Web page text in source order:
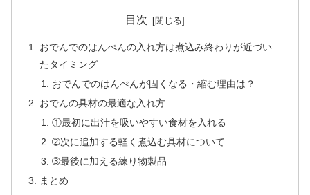
目次
おでんでのはんぺんの入れ方は煮込み終わりが近づい
たタイミング
おでんでのはんぺんが固くなる・縮む理由は？
おでんの具材の最適な入れ方
①最初に出汁を吸いやすい食材を入れる
➁次に追加する軽く煮込む具材について
➂最後に加える練り物製品
まとめ